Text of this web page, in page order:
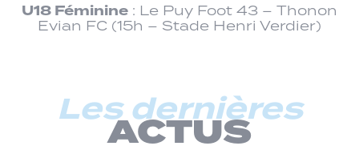
U18 Féminine : Le Puy Foot 43 – Thonon
Evian FC (15h – Stade Henri Verdier)
Les dernières
ACTUS